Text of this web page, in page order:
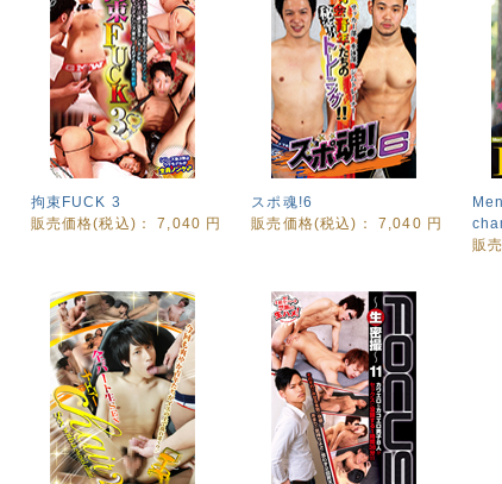
拘束FUCK 3
販売価格(税込)：7,040 円
スポ魂!6
販売価格(税込)： 7,040 円
販